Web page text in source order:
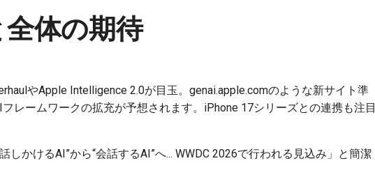
全体の期待
やApple Intelligence 2.0が目玉。genai.apple.comのような新サイト準
レームワークの拡充が予想されます。iPhone 17シリーズとの連携も注目
しかけるAI”から“会話するAI”へ... WWDC 2026で行われる見込み」と簡潔